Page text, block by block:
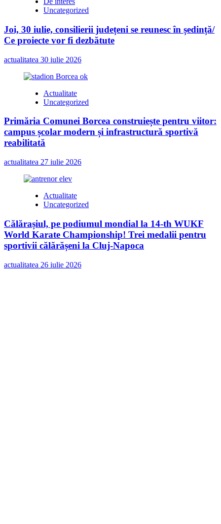
Uncategorized
Joi, 30 iulie, consilierii județeni se reunesc în ședință/
Ce proiecte vor fi dezbătute
actualitatea 30 iulie 2026
Actualitate
Uncategorized
Primăria Comunei Borcea construiește pentru viitor:
campus școlar modern și infrastructură sportivă
reabilitată
actualitatea 27 iulie 2026
Actualitate
Uncategorized
Călărașiul, pe podiumul mondial la 14-th WUKF
World Karate Championship! Trei medalii pentru
sportivii călărășeni la Cluj-Napoca
actualitatea 26 iulie 2026